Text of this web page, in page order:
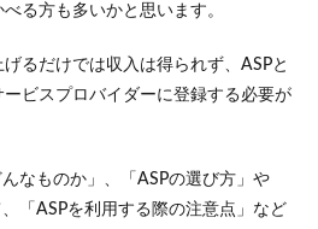
る方も多いかと思います。
るだけでは収入は得られず、ASPと
ビスプロバイダーに登録する必要が
なものか」、「ASPの選び方」や
、「ASPを利用する際の注意点」など